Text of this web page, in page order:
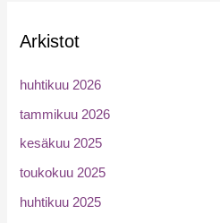
Arkistot
huhtikuu 2026
tammikuu 2026
kesäkuu 2025
toukokuu 2025
huhtikuu 2025